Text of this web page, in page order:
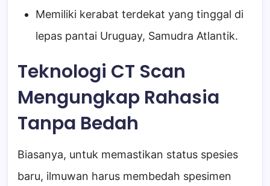
Memiliki kerabat terdekat yang tinggal di
lepas pantai Uruguay, Samudra Atlantik.
Teknologi CT Scan
Mengungkap Rahasia
Tanpa Bedah
Biasanya, untuk memastikan status spesies
baru, ilmuwan harus membedah spesimen